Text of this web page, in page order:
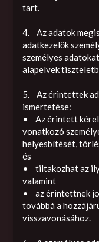
tart.
4. Az adatok
adatkezelők
személyes
alapelvek
5. Az érintettek
ismertetése:
• Az érintett
vonatkozó
helyesbítését,
és
• tiltakozhat az
valamint
• az érintettnek
továbbá a
visszavonásához.